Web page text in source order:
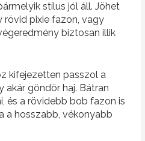
stílus jól áll. Jöhet
rövid pixie fazon, vagy
biztosan illik
kifejezetten passzol a
akár göndör haj. Bátran
és a rövidebb bob fazon is
a hosszabb, vékonyabb